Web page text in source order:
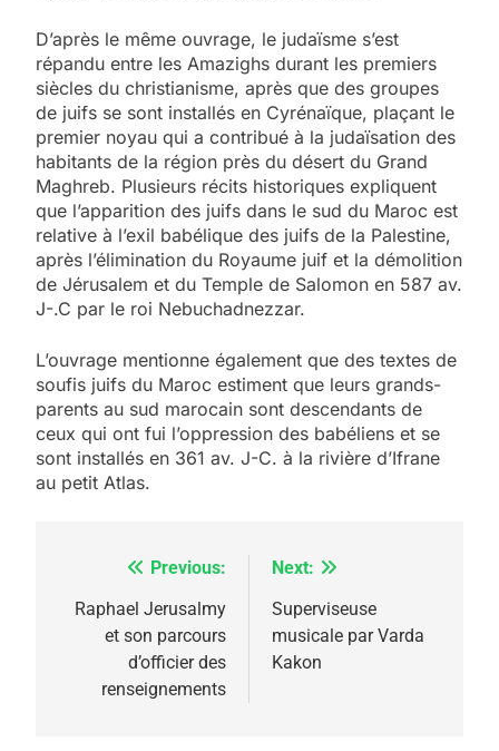
D’après le même ouvrage, le judaïsme s’est
répandu entre les Amazighs durant les premiers
siècles du christianisme, après que des groupes
de juifs se sont installés en Cyrénaïque, plaçant le
premier noyau qui a contribué à la judaïsation des
habitants de la région près du désert du Grand
Maghreb. Plusieurs récits historiques expliquent
que l’apparition des juifs dans le sud du Maroc est
relative à l’exil babélique des juifs de la Palestine,
après l’élimination du Royaume juif et la démolition
de Jérusalem et du Temple de Salomon en 587 av.
J-.C par le roi Nebuchadnezzar.
L’ouvrage mentionne également que des textes de
soufis juifs du Maroc estiment que leurs grands-
parents au sud marocain sont descendants de
ceux qui ont fui l’oppression des babéliens et se
sont installés en 361 av. J-C. à la rivière d’Ifrane
au petit Atlas.
Navigation
de
l’article
Previous:
Raphael Jerusalmy
et son parcours
d’officier des
renseignements
Next:
Superviseuse
musicale par Varda
Kakon
2025, l’année la plus
meurtrière selon le
FIÈRE, DIGNE ET RÉSILIENTE :
POURQUOI JE REVENDIQUE
MA JUDAÏTE par Thérèse
Zrihen-Dvir
ISRAÉL JUDAISME